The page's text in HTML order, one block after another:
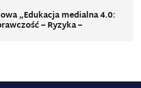
„Edukacja medialna 4.0:
– Ryzyka –